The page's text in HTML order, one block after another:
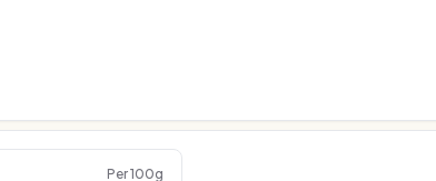
Per 100g